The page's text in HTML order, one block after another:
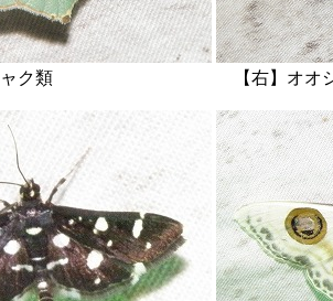
ク類 【右】オオシロオ